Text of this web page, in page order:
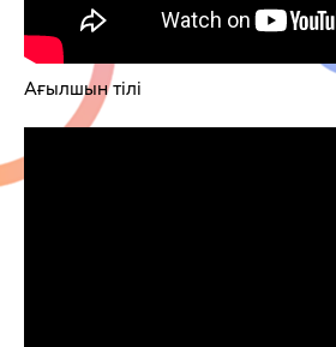
Ағылшын тілі